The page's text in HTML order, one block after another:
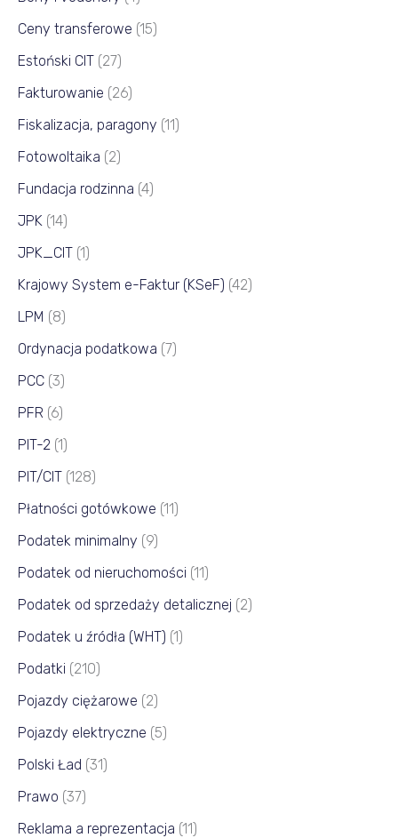
Ceny transferowe (15)
Estoński CIT (27)
Fakturowanie (26)
Fiskalizacja, paragony (11)
Fotowoltaika (2)
Fundacja rodzinna (4)
JPK (14)
JPK_CIT (1)
Krajowy System e-Faktur (KSeF) (42)
LPM (8)
Ordynacja podatkowa (7)
PCC (3)
PFR (6)
PIT-2 (1)
PIT/CIT (128)
Płatności gotówkowe (11)
Podatek minimalny (9)
Podatek od nieruchomości (11)
Podatek od sprzedaży detalicznej (2)
Podatek u źródła (WHT) (1)
Podatki (210)
Pojazdy ciężarowe (2)
Pojazdy elektryczne (5)
Polski Ład (31)
Prawo (37)
Reklama a reprezentacja (11)